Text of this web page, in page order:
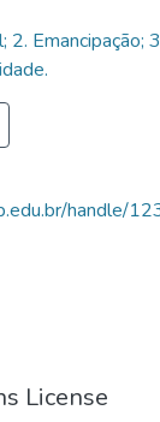
2. Emancipação;
handle/
License